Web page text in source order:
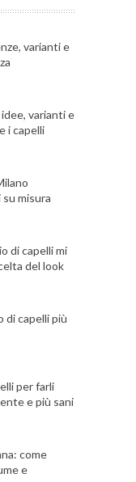
varianti e
varianti e
i capelli
misura
di capelli mi
del look
di capelli più
per farli
e più sani
come
e